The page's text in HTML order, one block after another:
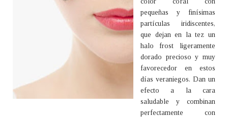
pequeñas y finísimas
partículas iridiscentes,
que dejan en la tez un
halo frost ligeramente
dorado precioso y muy
favorecedor en estos
días veraniegos. Dan un
efecto a la cara
saludable y combinan
perfectamente con